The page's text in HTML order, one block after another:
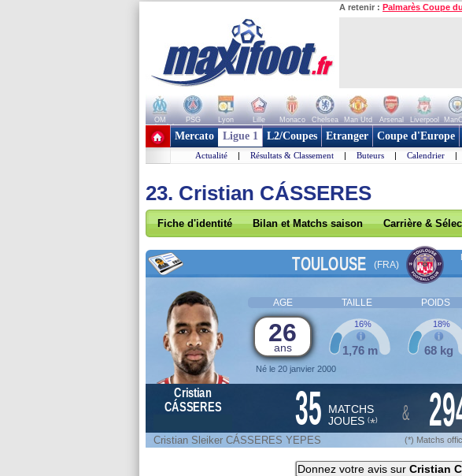
A retenir : Palmarès Coupe
OM PSG Lyon Lille Monaco Chelsea Man Utd Arsenal Liverpool
+ de clubs
Mercato Ligue 1 L2/Coupes Etranger Coupe d'Europe
Actualité | Résultats & Classement | Buteurs | Calendrier |
23. Cristian CÁSSERES
Fiche d'identité Bilan et Matchs saison Carrière &
TOULOUSE (FRA)
AGE TAILLE POIDS
26
ans
Né le 20 janvier 2000
1,76 m
16%
68 kg
18%
Cristian
CÁSSERES
35 MATCHS
JOUES (*) &
Cristian Sleiker CÁSSERES YEPES (*) Matchs
Donnez votre avis sur Cristian